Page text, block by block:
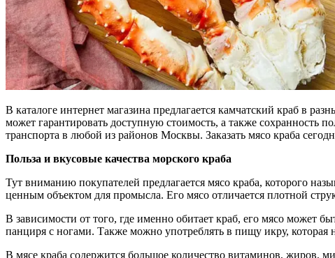
В каталоге интернет магазина предлагается камчатский краб в
может гарантировать доступную стоимость, а также сохранность
транспорта в любой из районов Москвы. Заказать мясо краба
Польза и вкусовые качества морского краба
Тут вниманию покупателей предлагается мясо краба, которого
ценным объектом для промысла. Его мясо отличается плотной
В зависимости от того, где именно обитает краб, его мясо может
панциря с ногами. Также можно употреблять в пищу икру, которая
В мясе краба содержится большое количество витаминов, жиров,